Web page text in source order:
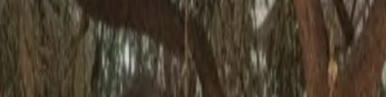
Pay-per-PrintBlog
🇧🇪 België / Belgique